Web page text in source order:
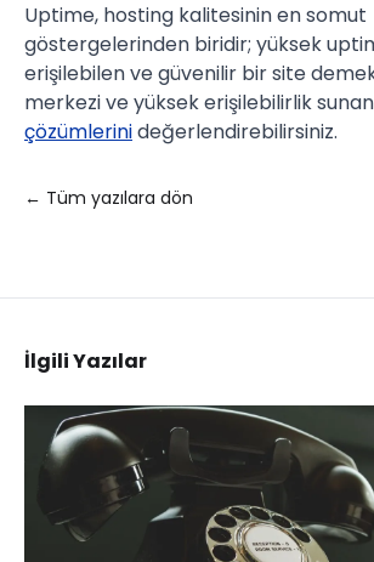
Uptime, hosting kalitesinin en somut
göstergelerinden biridir; yüksek
erişilebilen ve güvenilir bir site
merkezi ve yüksek erişilebilirlik sunan
çözümlerinideğerlendirebilirsiniz.
← Tüm yazılara dön
İlgili Yazılar